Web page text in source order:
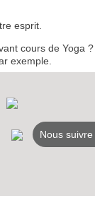
esprit.
cours de Yoga
exemple.
Nous